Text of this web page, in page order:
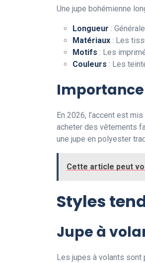
Une jupe bohémienne
Longueur :
Matériaux : Les
Motifs : Les
Couleurs : Les
En 2026, l’accent est
acheter des vêtements
une jupe en polyester
Cette article peut
Styles
Jupe à
Les jupes à volants sont